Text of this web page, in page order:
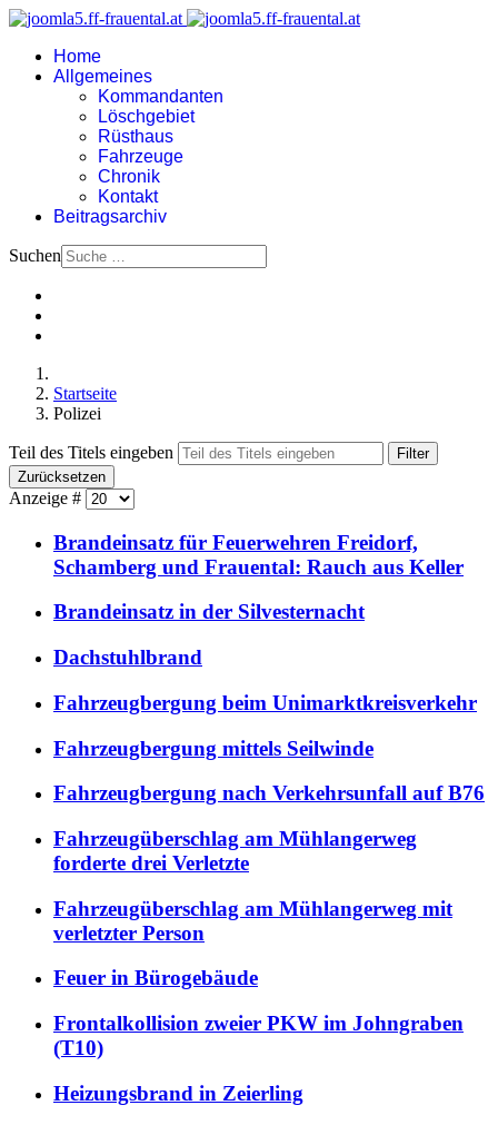
Home
Allgemeines
Kommandanten
Löschgebiet
Rüsthaus
Fahrzeuge
Chronik
Kontakt
Beitragsarchiv
Suchen
Startseite
Polizei
Teil des Titels eingeben
Filter
Zurücksetzen
Anzeige #
Brandeinsatz für Feuerwehren Freidorf,
Schamberg und Frauental: Rauch aus Keller
Brandeinsatz in der Silvesternacht
Dachstuhlbrand
Fahrzeugbergung beim Unimarktkreisverkehr
Fahrzeugbergung mittels Seilwinde
Fahrzeugbergung nach Verkehrsunfall auf B76
Fahrzeugüberschlag am Mühlangerweg
forderte drei Verletzte
Fahrzeugüberschlag am Mühlangerweg mit
verletzter Person
Feuer in Bürogebäude
Frontalkollision zweier PKW im Johngraben
(T10)
Heizungsbrand in Zeierling